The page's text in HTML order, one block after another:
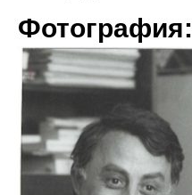
Фотография: